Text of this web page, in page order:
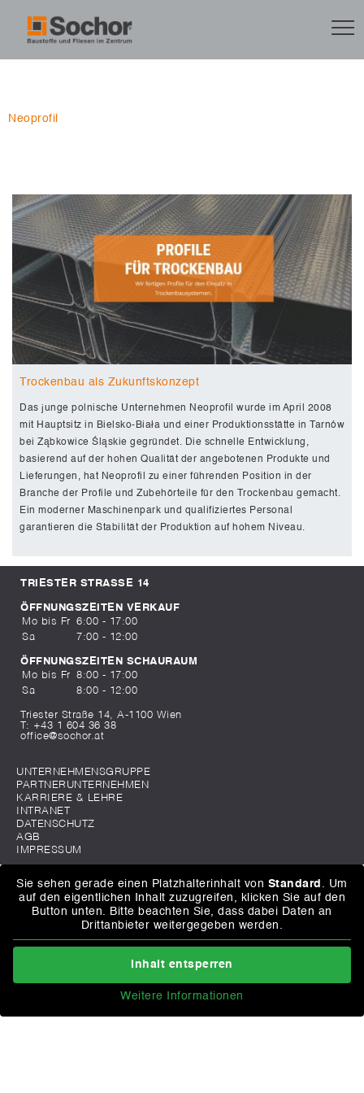
Neoprofil
Trockenbau als Zukunftskonzept
Das junge polnische Unternehmen Neoprofil wurde im April 2008
mit Hauptsitz in Bielsko-Biała und einer Produktionsstätte in Tarnów
bei Ząbkowice Śląskie gegründet. Die schnelle Entwicklung,
basierend auf der hohen Qualität der angebotenen Produkte und
Lieferungen, hat Neoprofil zu einer führenden Position in der
Branche der Profile und Zubehörteile für den Trockenbau gemacht.
Ein moderner Maschinenpark und qualifiziertes Personal
garantieren die Stabilität der Produktion auf hohem Niveau.
TRIESTER STRASSE 14
ÖFFNUNGSZEITEN VERKAUF
Mo bis Fr
6:00 - 17:00
Sa
7:00 - 12:00
ÖFFNUNGSZEITEN SCHAURAUM
Mo bis Fr
8:00 - 17:00
Sa
8:00 - 12:00
Triester Straße 14, A-1100 Wien
T: +43 1 604 36 38
office@sochor.at
UNTERNEHMENSGRUPPE
PARTNERUNTERNEHMEN
KARRIERE & LEHRE
INTRANET
DATENSCHUTZ
AGB
IMPRESSUM
Sie sehen gerade einen Platzhalterinhalt von Standard . Um
auf den eigentlichen Inhalt zuzugreifen, klicken Sie auf den
Button unten. Bitte beachten Sie, dass dabei Daten an
Drittanbieter weitergegeben werden.
Inhalt entsperren
Weitere Informationen